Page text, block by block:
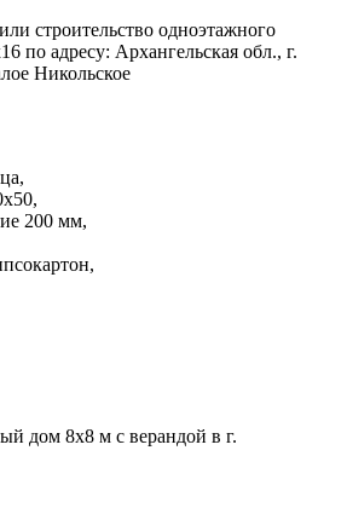
строительство одноэтажного
по адресу: Архангельская обл., г.
Никольское
200 мм,
дом 8х8 м с верандой в г.